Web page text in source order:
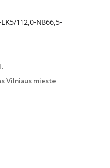
112,0-NB66,5-
Vilniaus mieste